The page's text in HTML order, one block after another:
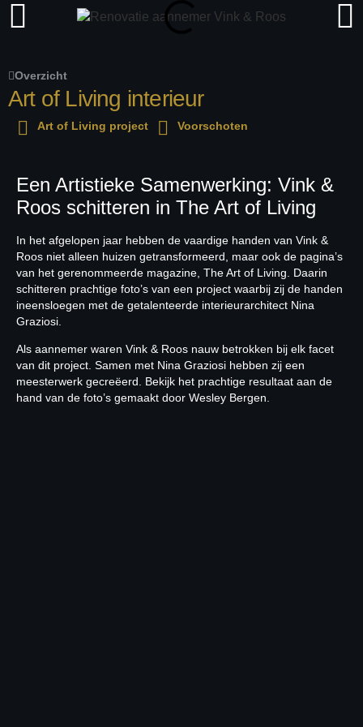
Overzicht
Art of Living interieur
Art of Living project Voorschoten
Een Artistieke Samenwerking: Vink &
Roos schitteren in The Art of Living
In het afgelopen jaar hebben de vaardige handen van Vink &
Roos niet alleen huizen getransformeerd, maar ook de pagina’s
van het gerenommeerde magazine, The Art of Living. Daarin
schitteren prachtige foto’s van een project waarbij zij de handen
ineensloegen met de getalenteerde interieurarchitect Nina
Graziosi.
Als aannemer waren Vink & Roos nauw betrokken bij elk facet
van dit project. Samen met Nina Graziosi hebben zij een
meesterwerk gecreëerd. Bekijk het prachtige resultaat aan de
hand van de foto’s gemaakt door Wesley Bergen.